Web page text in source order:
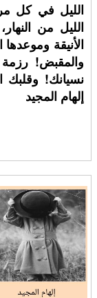
الليل في كل
الليل من
الأنيقة
والمقبض! رزمة
نسيانك!
إلهام المجيد